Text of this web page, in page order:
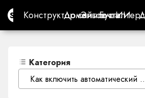
Site.proКонструктор сайтов с ИИ
Конструктор сайтов с ИИ
Домены
ДоменыЭл. почта
Эл. почта
Категория
Как включить автоматический